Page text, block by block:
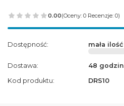
0.00(Oceny: 0 Recenzje: 0)
Dostępność: mała ilość
Dostawa:
48 godzin
Kod produktu:
DRS10